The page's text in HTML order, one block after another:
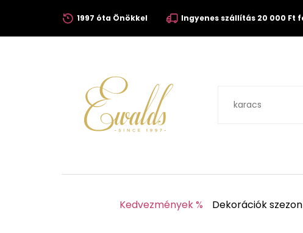
1997 óta Önökkel Ingyenes szállítás 20 000 Ft
Kedvezmények % Dekorációk